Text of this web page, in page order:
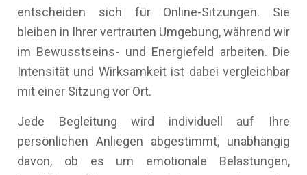
entscheiden sich für Online-Sitzungen. Sie
bleiben in Ihrer vertrauten Umgebung, während wir
im Bewusstseins- und Energiefeld arbeiten. Die
Intensität und Wirksamkeit ist dabei vergleichbar
mit einer Sitzung vor Ort.
Jede Begleitung wird individuell auf Ihre
persönlichen Anliegen abgestimmt, unabhängig
davon, ob es um emotionale Belastungen,